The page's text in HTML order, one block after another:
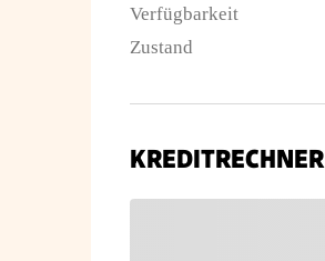
Verfügbarkeit
Zustand
KREDITRECHNER